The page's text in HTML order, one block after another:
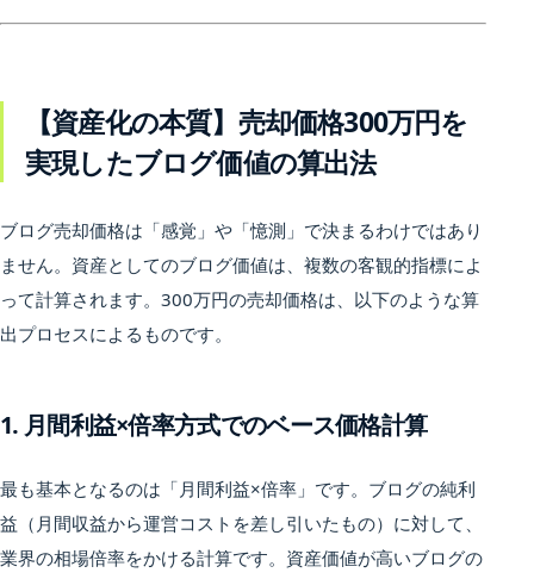
【資産化の本質】売却価格300万円を
実現したブログ価値の算出法
ブログ売却価格は「感覚」や「憶測」で決まるわけではあり
ません。資産としてのブログ価値は、複数の客観的指標によ
って計算されます。300万円の売却価格は、以下のような算
出プロセスによるものです。
1. 月間利益×倍率方式でのベース価格計算
最も基本となるのは「月間利益×倍率」です。ブログの純利
益（月間収益から運営コストを差し引いたもの）に対して、
業界の相場倍率をかける計算です。資産価値が高いブログの